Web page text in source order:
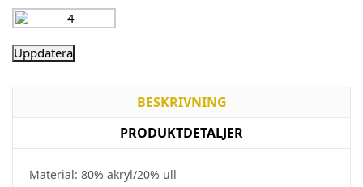
BESKRIVNING
PRODUKTDETALJER
Material: 80% akryl/20% ull